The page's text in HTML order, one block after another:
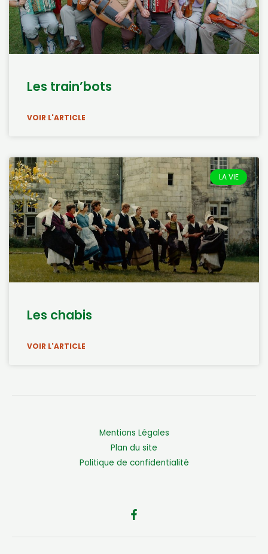
Les train’bots
VOIR L'ARTICLE
LA VIE
Les chabis
VOIR L'ARTICLE
Mentions Légales
Plan du site
Politique de confidentialité